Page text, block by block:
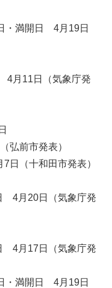
・満開日 4月19日
月11日（気象庁発
前市発表）
（十和田市発表）
4月20日（気象庁発
4月17日（気象庁発
・満開日 4月19日